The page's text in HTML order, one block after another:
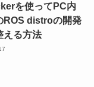
を使ってPC内
ROS distroの開発
える方法